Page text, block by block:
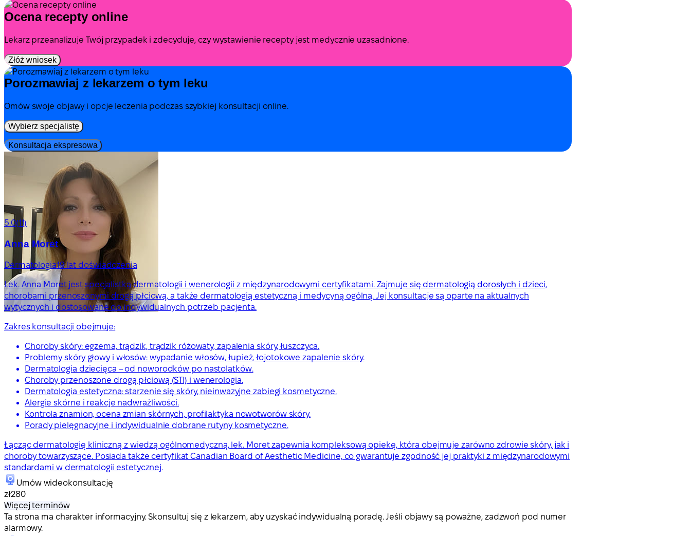
Ocena recepty online
Lekarz przeanalizuje Twój przypadek i zdecyduje, czy wystawienie recepty jest medycznie uzasadnione.
Złóż wniosek
Porozmawiaj z lekarzem o tym leku
Omów swoje objawy i opcje leczenia podczas szybkiej konsultacji online.
Wybierz specjalistę
Konsultacja ekspresowa
5.0(11)
Anna Moret
Dermatologia19 lat doświadczenia
Lek. Anna Moret jest specjalistką dermatologii i wenerologii z międzynarodowymi certyfikatami. Zajmuje się dermatologią dorosłych i dzieci,
chorobami przenoszonymi drogą płciową, a także dermatologią estetyczną i medycyną ogólną. Jej konsultacje są oparte na aktualnych
wytycznych i dostosowane do indywidualnych potrzeb pacjenta.
Zakres konsultacji obejmuje:
Choroby skóry: egzema, trądzik, trądzik różowaty, zapalenia skóry, łuszczyca.
Problemy skóry głowy i włosów: wypadanie włosów, łupież, łojotokowe zapalenie skóry.
Dermatologia dziecięca – od noworodków po nastolatków.
Choroby przenoszone drogą płciową (STI) i wenerologia.
Dermatologia estetyczna: starzenie się skóry, nieinwazyjne zabiegi kosmetyczne.
Alergie skórne i reakcje nadwrażliwości.
Kontrola znamion, ocena zmian skórnych, profilaktyka nowotworów skóry.
Porady pielęgnacyjne i indywidualnie dobrane rutyny kosmetyczne.
Łącząc dermatologię kliniczną z wiedzą ogólnomedyczną, lek. Moret zapewnia kompleksową opiekę, która obejmuje zarówno zdrowie skóry, jak i
choroby towarzyszące. Posiada także certyfikat Canadian Board of Aesthetic Medicine, co gwarantuje zgodność jej praktyki z międzynarodowymi
standardami w dermatologii estetycznej.
Umów wideokonsultację
zł280
Więcej terminów
Ta strona ma charakter informacyjny. Skonsultuj się z lekarzem, aby uzyskać indywidualną poradę. Jeśli objawy są poważne, zadzwoń pod numer
alarmowy.